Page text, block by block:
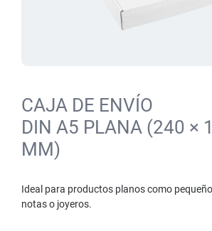
CAJA DE ENVÍO
DIN A5 PLANA (240 ×
MM)
Ideal para productos planos como
notas o joyeros.